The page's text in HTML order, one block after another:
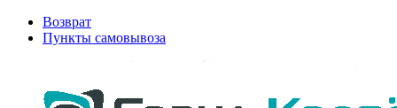
Возврат
Пункты самовывоза